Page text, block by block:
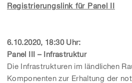
Registrierungslink für Panel II
6.10.2020, 18:30 Uhr:
Panel III – Infrastruktur
Die Infrastrukturen im ländlichen
Komponenten zur Erhaltung der